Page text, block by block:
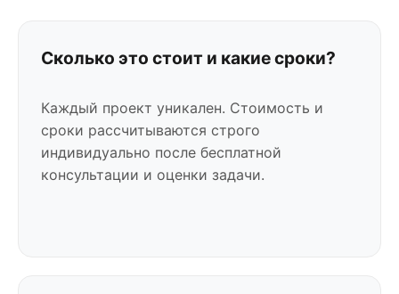
Сколько это стоит и какие сроки?
Каждый проект уникален. Стоимость и
сроки рассчитываются строго
индивидуально после бесплатной
консультации и оценки задачи.